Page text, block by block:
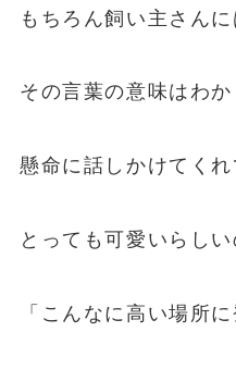
もちろん飼い主さんに
その言葉の意味はわ
懸命に話しかけてくれ
とっても可愛いらし
「こんなに高い場所